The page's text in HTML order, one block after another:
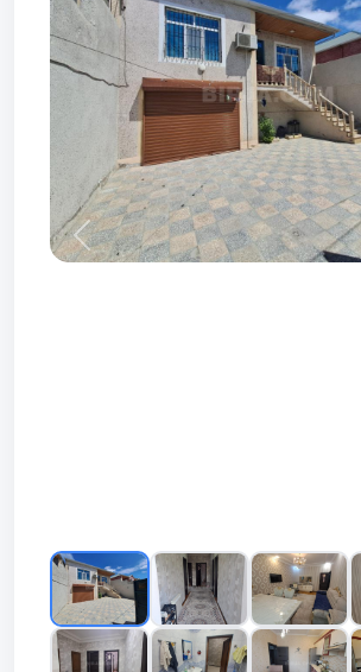
Prev